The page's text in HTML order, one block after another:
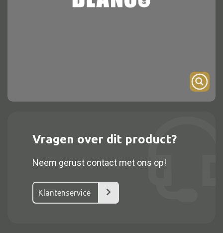
Alle kasten
Dressoir
Nachtkast
Vragen over dit product?
Neem gerust contact met ons op!
Klantenservice